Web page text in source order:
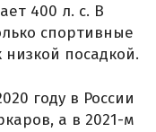
400 л. с. В
спортивные
посадкой.
году в России
а в 2021-м